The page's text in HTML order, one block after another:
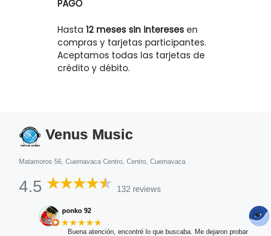
PAGO
Hasta 12 meses sin intereses en
compras y tarjetas participantes.
Aceptamos todas las tarjetas de
crédito y débito.
Venus Music
Matamoros 56, Cuernavaca Centro, Centro, Cuernavaca
4.5 132 reviews
ponko 92
★★★★★
Buena atención, encontré lo que buscaba. Me dejaron probar